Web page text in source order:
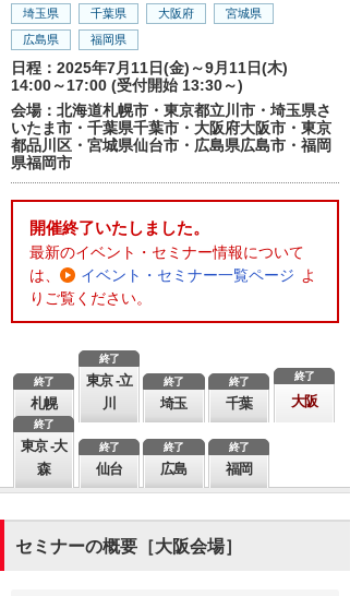
埼玉県
千葉県 大阪府
宮城県
広島県
福岡県
日程：2025年7月11日(金)～9月11日(木)
14:00～17:00 (受付開始 13:30～)
会場：北海道札幌市・東京都立川市・埼玉県さ
いたま市・千葉県千葉市・大阪府大阪市・東京
都品川区・宮城県仙台市・広島県広島市・福岡
県福岡市
開催終了いたしました。
最新のイベント・セミナー情報について
は、
イベント・セミナー一覧ページ よ
りご覧ください。
札幌
終了
東京 -立
川
終了
埼玉
終了
千葉
終了
大阪
終了
東京 -大
森
終了
仙台
終了
広島
終了
福岡
終了
セミナーの概要［大阪会場］